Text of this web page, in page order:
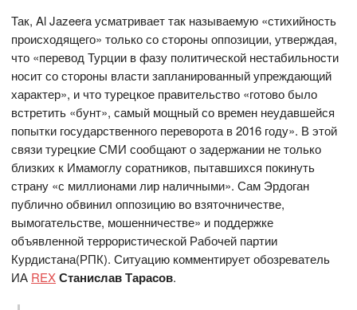
Так, Al Jazeera усматривает так называемую «стихийность
происходящего» только со стороны оппозиции, утверждая,
что «перевод Турции в фазу политической нестабильности
носит со стороны власти запланированный упреждающий
характер», и что турецкое правительство «готово было
встретить «бунт», самый мощный со времен неудавшейся
попытки государственного переворота в 2016 году». В этой
связи турецкие СМИ сообщают о задержании не только
близких к Имамоглу соратников, пытавшихся покинуть
страну «с миллионами лир наличными». Сам Эрдоган
публично обвинил оппозицию во взяточничестве,
вымогательстве, мошенничестве» и поддержке
объявленной террористической Рабочей партии
Курдистана(РПК). Ситуацию комментирует обозреватель
ИА REXСтанислав Тарасов.